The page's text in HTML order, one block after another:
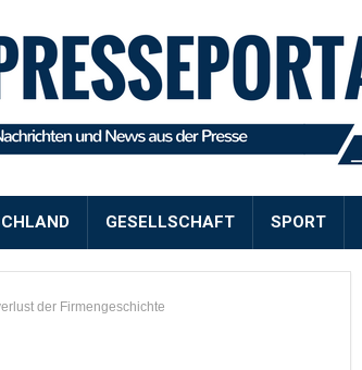
GESELLSCHAFT SPORT
der Firmengeschichte